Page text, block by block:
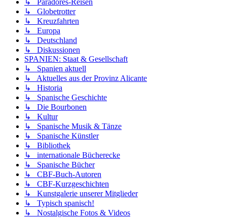
↳ Globetrotter
↳ Kreuzfahrten
↳ Europa
↳ Deutschland
↳ Diskussionen
SPANIEN: Staat & Gesellschaft
↳ Spanien aktuell
↳ Aktuelles aus der Provinz Alicante
↳ Historia
↳ Spanische Geschichte
↳ Die Bourbonen
↳ Kultur
↳ Spanische Musik & Tänze
↳ Spanische Künstler
↳ Bibliothek
↳ internationale Bücherecke
↳ Spanische Bücher
↳ CBF-Buch-Autoren
↳ CBF-Kurzgeschichten
↳ Kunstgalerie unserer Mitglieder
↳ Typisch spanisch!
↳ Nostalgische Fotos & Videos